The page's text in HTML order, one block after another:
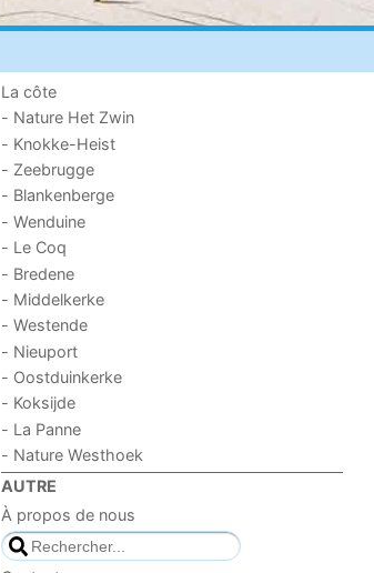
La côte
- Nature Het Zwin
- Knokke-Heist
- Zeebrugge
- Blankenberge
- Wenduine
- Le Coq
- Bredene
- Middelkerke
- Westende
- Nieuport
- Oostduinkerke
- Koksijde
- La Panne
- Nature Westhoek
AUTRE
À propos de nous